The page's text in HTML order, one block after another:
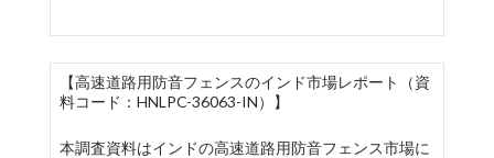
【高速道路用防音フェンスのインド市場レポート（資
料コード：HNLPC-36063-IN）】
本調査資料はインドの高速道路用防音フェンス市場に